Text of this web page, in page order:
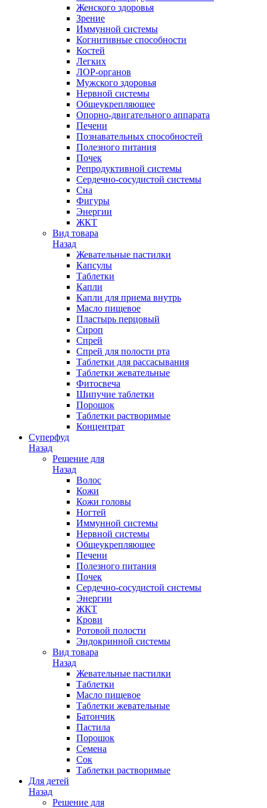
Женского здоровья
Зрение
Иммунной системы
Когнитивные способности
Костей
Легких
ЛОР-органов
Мужского здоровья
Нервной системы
Общеукрепляющее
Опорно-двигательного аппарата
Печени
Познавательных способностей
Полезного питания
Почек
Репродуктивной системы
Сердечно-сосудистой системы
Сна
Фигуры
Энергии
ЖКТ
Вид товара
Назад
Жевательные пастилки
Капсулы
Таблетки
Капли
Капли для приема внутрь
Масло пищевое
Пластырь перцовый
Сироп
Спрей
Спрей для полости рта
Таблетки для рассасывания
Таблетки жевательные
Фитосвеча
Шипучие таблетки
Порошок
Таблетки растворимые
Концентрат
Суперфуд
Назад
Решение для
Назад
Волос
Кожи
Кожи головы
Ногтей
Иммунной системы
Нервной системы
Общеукрепляющее
Печени
Полезного питания
Почек
Сердечно-сосудистой системы
Энергии
ЖКТ
Крови
Ротовой полости
Эндокринной системы
Вид товара
Назад
Жевательные пастилки
Таблетки
Масло пищевое
Таблетки жевательные
Батончик
Пастила
Порошок
Семена
Сок
Таблетки растворимые
Для детей
Назад
Решение для